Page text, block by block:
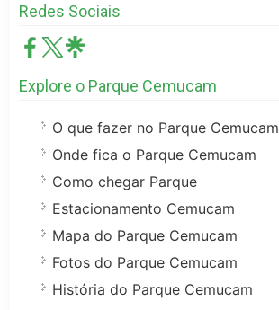
Redes Sociais
Explore o Parque Cemucam
O que fazer no Parque Cemucam
Onde fica o Parque Cemucam
Como chegar Parque
Estacionamento Cemucam
Mapa do Parque Cemucam
Fotos do Parque Cemucam
História do Parque Cemucam